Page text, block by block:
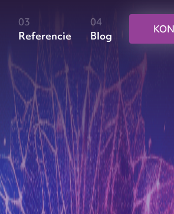
Referencie Blog